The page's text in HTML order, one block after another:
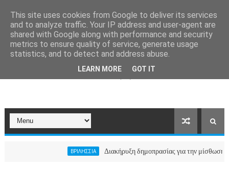
Διακήρυξη δημοπρασίας για την μίσθωση
This site uses cookies from Google to deliver its services
and to analyze traffic. Your IP address and user-agent are
shared with Google along with performance and security
metrics to ensure quality of service, generate usage
statistics, and to detect and address abuse.
LEARN MORE GOT IT